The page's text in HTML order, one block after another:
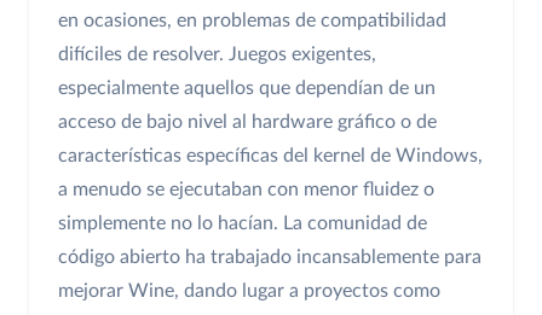
en ocasiones, en problemas de compatibilidad
difíciles de resolver. Juegos exigentes,
especialmente aquellos que dependían de un
acceso de bajo nivel al hardware gráfico o de
características específicas del kernel de Windows,
a menudo se ejecutaban con menor fluidez o
simplemente no lo hacían. La comunidad de
código abierto ha trabajado incansablemente para
mejorar Wine, dando lugar a proyectos como